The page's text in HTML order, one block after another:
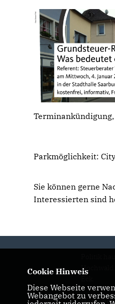
Parkmöglichkeit:
Sie können gerne
Interessierten sind
Cookie Hinweis
Diese Webseite
Webangebot zu